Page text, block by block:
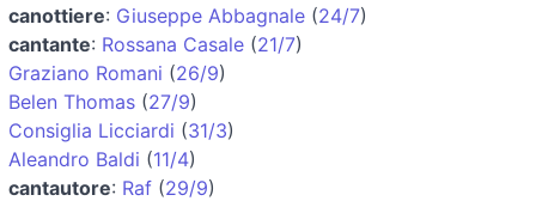
canottiere: Giuseppe Abbagnale (24/7)
cantante: Rossana Casale (21/7)
Graziano Romani (26/9)
Belen Thomas (27/9)
Consiglia Licciardi (31/3)
Aleandro Baldi (11/4)
cantautore: Raf (29/9)